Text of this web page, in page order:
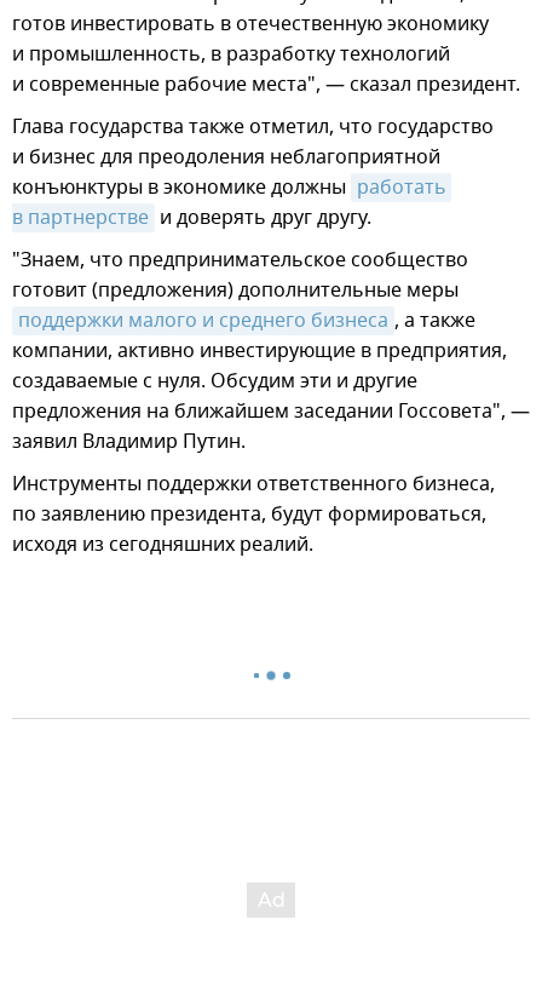
готов инвестировать в отечественную экономику
и промышленность, в разработку технологий
и современные рабочие места", — сказал президент.
Глава государства также отметил, что государство
и бизнес для преодоления неблагоприятной
конъюнктуры в экономике должны работать
в партнерстве и доверять друг другу.
"Знаем, что предпринимательское сообщество
готовит (предложения) дополнительные меры
поддержки малого и среднего бизнеса , а также
компании, активно инвестирующие в предприятия,
создаваемые с нуля. Обсудим эти и другие
предложения на ближайшем заседании Госсовета", —
заявил Владимир Путин.
Инструменты поддержки ответственного бизнеса,
по заявлению президента, будут формироваться,
исходя из сегодняшних реалий.